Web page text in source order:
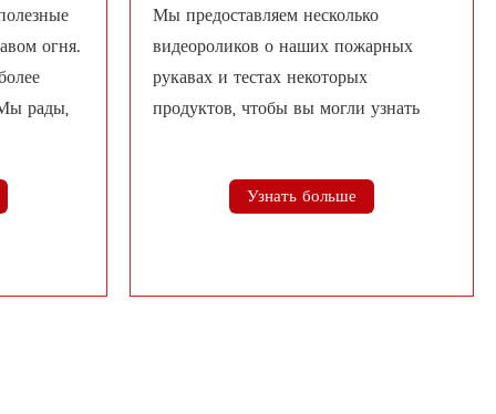
огня.
рады,
Мы предоставляем несколько
видеороликов о наших пожарных
рукавах и тестах некоторых
продуктов, чтобы вы могли узнать
Узнать больше